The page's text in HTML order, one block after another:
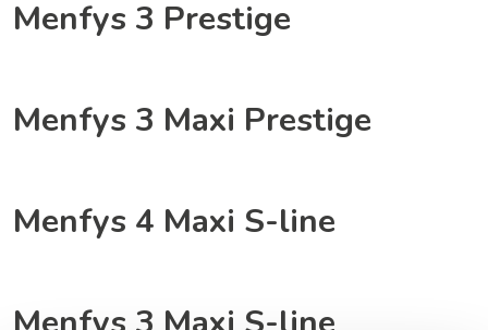
Menfys 3 Prestige
Menfys 3 Maxi Prestige
Menfys 4 Maxi S-line